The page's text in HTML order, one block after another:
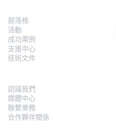
部落格
活動
成功案例
支援中心
技術文件
認識我們
媒體中心
聯繫業務
合作夥伴關係